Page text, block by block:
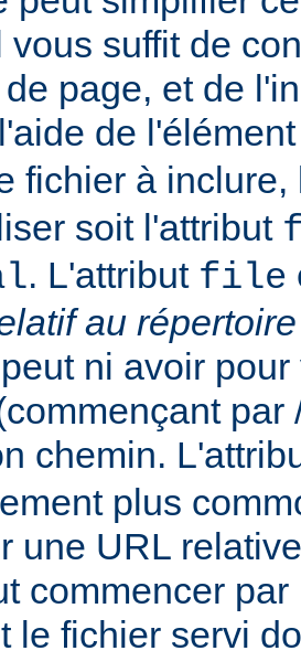
vous suffit de
page, et de
de
fichier à
soit l'attribut
. L'attribut file
au
ni avoir
par
chemin.
plus
une URL
commencer
le fichier servi